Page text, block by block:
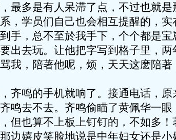
最多是有人呆滞了点，不过也就
，学员们自己也会相互提醒的，
手，总不至於我手下，个个都是
出去玩。让他把字写到格子里，
我，陪著他呢，烦，天天这麽陪著
鸣的手机就响了。接通电话，原
鸣去不去。齐鸣偷瞄了黄佩华一
但也算不上板上钉钉的，不如多
边嬉皮笑脸地说是中年妇女还是